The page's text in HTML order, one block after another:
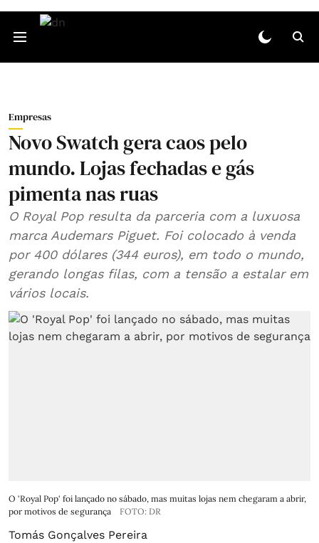
Empresas
Novo Swatch gera caos pelo
mundo. Lojas fechadas e gás
pimenta nas ruas
O Royal Pop resulta da parceria com a luxuosa
marca Audemars Piguet. Foi colocado à venda
por 400 dólares (344 euros), em todo o mundo,
gerando longas filas, com a tensão a estalar em
vários locais.
O 'Royal Pop' foi lançado no sábado, mas muitas lojas nem chegaram a abrir,
por motivos de segurança
FOTO: DR
Tomás Gonçalves Pereira